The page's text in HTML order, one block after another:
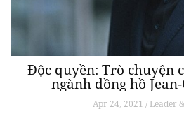
Độc quyền: Trò chuyện
ngành đồng hồ
Apr 24, 2021 / Leader